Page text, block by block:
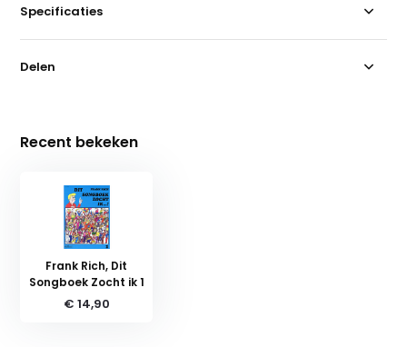
Specificaties
Delen
Recent bekeken
Frank Rich, Dit
Songboek Zocht ik 1
€ 14,90